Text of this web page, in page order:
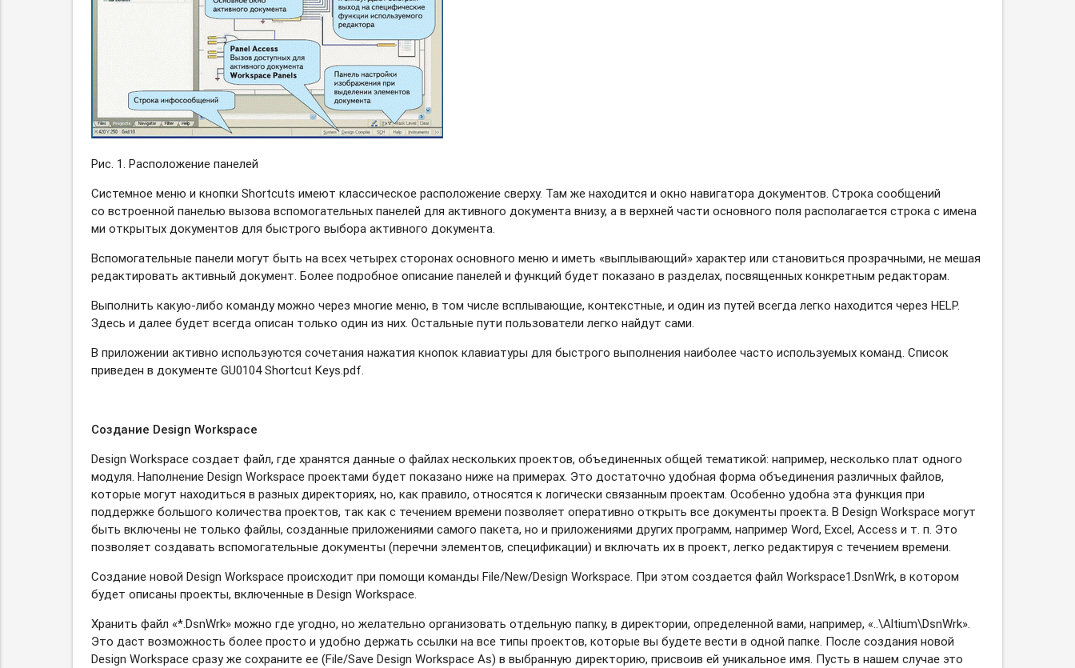
Рис. 1. Расположение панелей
Системное меню и кнопки Shortcuts имеют классическое расположение сверху. Там же находится и окно навигатора документов. Строка сообщений
со встроенной панелью вызова вспомогательных панелей для активного документа внизу, а в верхней части основного поля располагается строка с имена
ми открытых документов для быстрого выбора активного документа.
Вспомогательные панели могут быть на всех четырех сторонах основного меню и иметь «выплывающий» характер или становиться прозрачными, не мешая
редактировать активный документ. Более подробное описание панелей и функций будет показано в разделах, посвященных конкретным редакторам.
Выполнить какую-либо команду можно через многие меню, в том числе всплывающие, контекстные, и один из путей всегда легко находится через HELP.
Здесь и далее будет всегда описан только один из них. Остальные пути пользователи легко найдут сами.
В приложении активно используются сочетания нажатия кнопок клавиатуры для быстрого выполнения наиболее часто используемых команд. Список
приведен в документе GU0104 Shortcut Keys.pdf.
Создание Design Workspace
Design Workspace создает файл, где хранятся данные о файлах нескольких проектов, объединенных общей тематикой: например, несколько плат одного
модуля. Наполнение Design Workspace проектами будет показано ниже на примерах. Это достаточно удобная форма объединения различных файлов,
которые могут находиться в разных директориях, но, как правило, относятся к логически связанным проектам. Особенно удобна эта функция при
поддержке большого количества проектов, так как с течением времени позволяет оперативно открыть все документы проекта. В Design Workspace могут
быть включены не только файлы, созданные приложениями самого пакета, но и приложениями других программ, например Word, Exсel, Access и т. п. Это
позволяет создавать вспомогательные документы (перечни элементов, спецификации) и включать их в проект, легко редактируя с течением времени.
Создание новой Design Workspace происходит при помощи команды File/New/Design Workspace. При этом создается файл Workspace1.DsnWrk, в котором
будет описаны проекты, включенные в Design Workspace.
Хранить файл «*.DsnWrk» можно где угодно, но желательно организовать отдельную папку, в директории, определенной вами, например, «..\Altium\DsnWrk».
Это даст возможность более просто и удобно держать ссылки на все типы проектов, которые вы будете вести в одной папке. После создания новой
Design Workspace сразу же сохраните ее (File/Save Design Workspace As) в выбранную директорию, присвоив ей уникальное имя. Пусть в нашем случае это